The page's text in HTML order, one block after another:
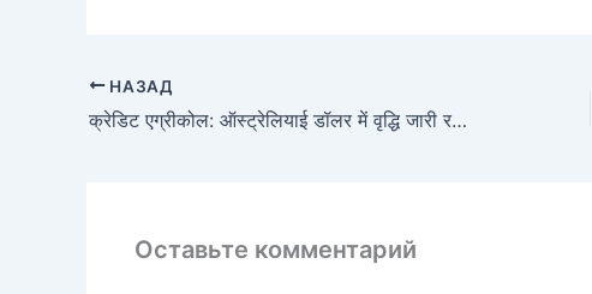
НАЗАД
क्रेडिट एग्रीकोल: ऑस्ट्रेलियाई डॉलर में वृद्धि जारी रहेगी, लेकिन उलटफेर दूर नहीं है
Оставьте комментарий